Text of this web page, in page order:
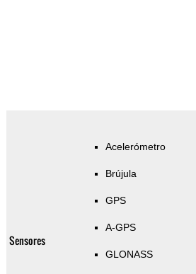
Sensores
Acelerómetro
Brújula
GPS
A-GPS
GLONASS